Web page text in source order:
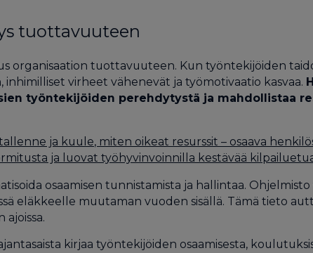
tuottavuuteen
organisaation tuottavuuteen. Kun työntekijöiden
virheet vähenevät ja työmotivaatio kasvaa.
työntekijöiden perehdytystä ja mahdollistaa
ja kuule, miten oikeat resurssit – osaava
ja luovat työhyvinvoinnilla kestävää
osaamisen tunnistamista ja hallintaa. Ohjelmisto
eläkkeelle muutaman vuoden sisällä. Tämä tieto
kirjaa työntekijöiden osaamisesta,